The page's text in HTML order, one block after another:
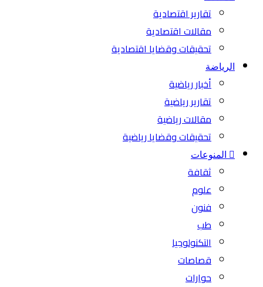
تقارير اقتصادية
مقالات اقتصادية
تحقيقات وقضايا اقتصادية
الرياضة
أخبار رياضية
تقارير رياضية
مقالات رياضية
تحقيقات وقضايا رياضية
المنوعات
ثقافة
علوم
فنون
طب
التكنولوجيا
قصاصات
حوارات